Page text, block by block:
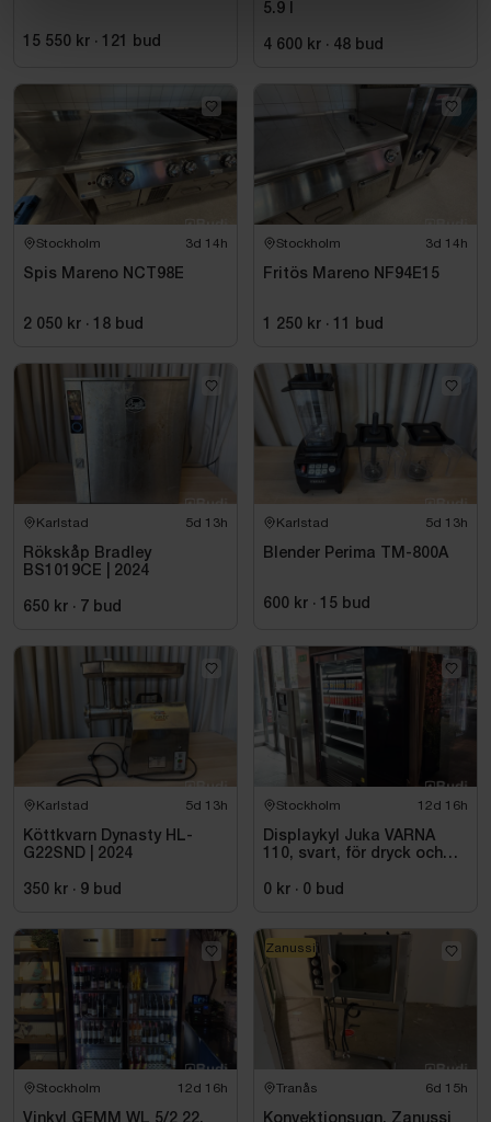
15 550 kr · 121 bud
5.9 l
4 600 kr · 48 bud
Stockholm 3d 14h
Spis Mareno NCT98E
2 050 kr · 18 bud
Stockholm 3d 14h
Fritös Mareno NF94E15
1 250 kr · 11 bud
Karlstad 5d 13h
Rökskåp Bradley
BS1019CE | 2024
650 kr · 7 bud
Karlstad 5d 13h
Blender Perima TM-800A
600 kr · 15 bud
Karlstad 5d 13h
Köttkvarn Dynasty HL-
G22SND | 2024
350 kr · 9 bud
Stockholm 12d 16h
Displaykyl Juka VARNA
110, svart, för dryck och
0 kr · 0 bud
Stockholm 12d 16h
Vinkyl GEMM WL 5/2 22,
Tranås 6d 15h
Konvektionsugn, Zanussi
Zanussi